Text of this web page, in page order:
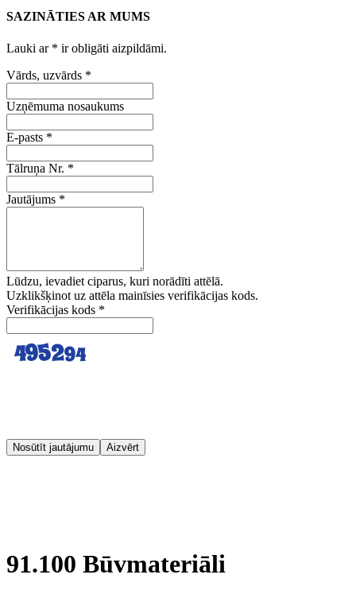
SAZINĀTIES AR MUMS
Lauki ar * ir obligāti aizpildāmi.
Vārds, uzvārds *
Uzņēmuma nosaukums
E-pasts *
Tālruņa Nr. *
Jautājums *
Lūdzu, ievadiet ciparus, kuri norādīti attēlā.
Uzklikšķinot uz attēla mainīsies verifikācijas kods.
Verifikācijas kods *
Nosūtīt jautājumu Aizvērt
91.100 Būvmateriāli